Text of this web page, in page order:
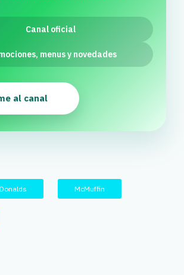
Canal oficial
menus y novedades
al canal
McMuffin